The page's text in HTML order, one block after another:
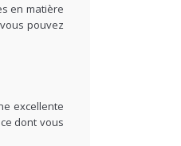
en matière
pouvez
excellente
dont vous